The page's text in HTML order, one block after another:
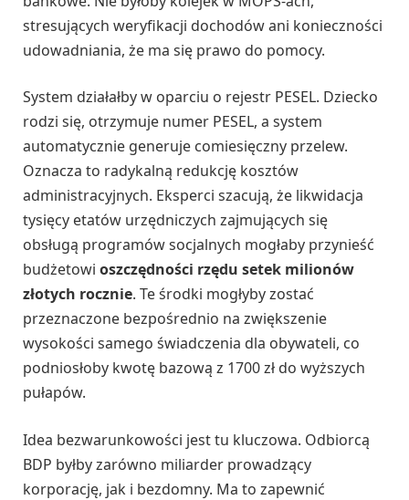
stresujących weryfikacji dochodów ani konieczności
udowadniania, że ma się prawo do pomocy.
System działałby w oparciu o rejestr PESEL. Dziecko
rodzi się, otrzymuje numer PESEL, a system
automatycznie generuje comiesięczny przelew.
Oznacza to radykalną redukcję kosztów
administracyjnych. Eksperci szacują, że likwidacja
tysięcy etatów urzędniczych zajmujących się
obsługą programów socjalnych mogłaby przynieść
budżetowi oszczędności rzędu setek milionów
złotych rocznie. Te środki mogłyby zostać
przeznaczone bezpośrednio na zwiększenie
wysokości samego świadczenia dla obywateli, co
podniosłoby kwotę bazową z 1700 zł do wyższych
pułapów.
Idea bezwarunkowości jest tu kluczowa. Odbiorcą
BDP byłby zarówno miliarder prowadzący
korporację, jak i bezdomny. Ma to zapewnić